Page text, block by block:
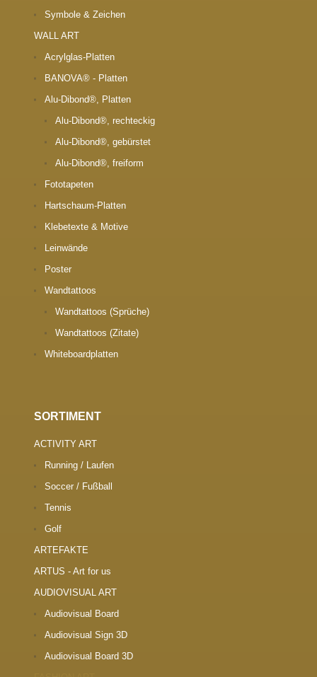
Symbole & Zeichen
WALL ART
Acrylglas-Platten
BANOVA® - Platten
Alu-Dibond®, Platten
Alu-Dibond®, rechteckig
Alu-Dibond®, gebürstet
Alu-Dibond®, freiform
Fototapeten
Hartschaum-Platten
Klebetexte & Motive
Leinwände
Poster
Wandtattoos
Wandtattoos (Sprüche)
Wandtattoos (Zitate)
Whiteboardplatten
SORTIMENT
ACTIVITY ART
Running / Laufen
Soccer / Fußball
Tennis
Golf
ARTEFAKTE
ARTUS - Art for us
AUDIOVISUAL ART
Audiovisual Board
Audiovisual Sign 3D
Audiovisual Board 3D